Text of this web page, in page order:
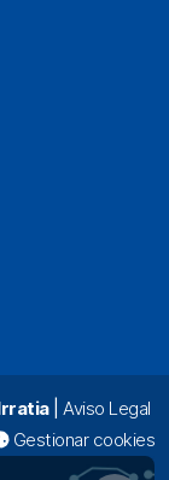
| Aviso Legal
Gestionar cookies
94 423 92 00|